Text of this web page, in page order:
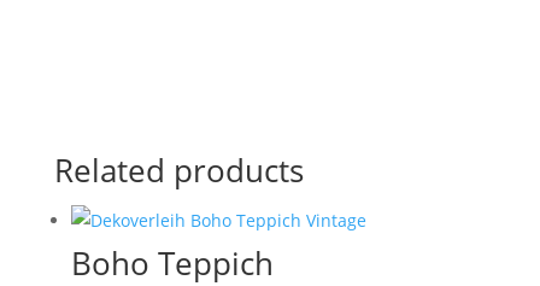
Related products
Boho Teppich